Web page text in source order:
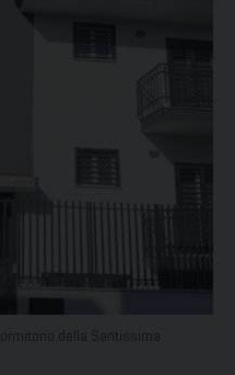
della Santissima